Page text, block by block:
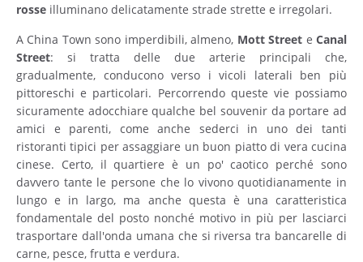
rosse illuminano delicatamente strade strette e irregolari.
A China Town sono imperdibili, almeno, Mott Street eCanal
Street: si tratta delle due arterie principali che,
gradualmente, conducono verso i vicoli laterali ben più
pittoreschi e particolari. Percorrendo queste vie possiamo
sicuramente adocchiare qualche bel souvenir da portare ad
amici e parenti, come anche sederci in uno dei tanti
ristoranti tipici per assaggiare un buon piatto di vera cucina
cinese. Certo, il quartiere è un po' caotico perché sono
davvero tante le persone che lo vivono quotidianamente in
lungo e in largo, ma anche questa è una caratteristica
fondamentale del posto nonché motivo in più per lasciarci
trasportare dall'onda umana che si riversa tra bancarelle di
carne, pesce, frutta e verdura.